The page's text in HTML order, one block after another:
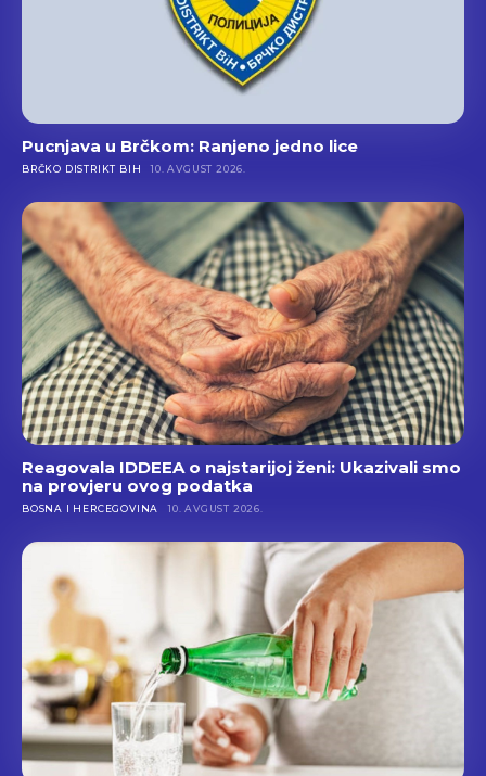
Pucnjava u Brčkom: Ranjeno jedno lice
BRČKO DISTRIKT BIH 10. AVGUST 2026.
Reagovala IDDEEA o najstarijoj ženi: Ukazivali smo
na provjeru ovog podatka
BOSNA I HERCEGOVINA 10. AVGUST 2026.